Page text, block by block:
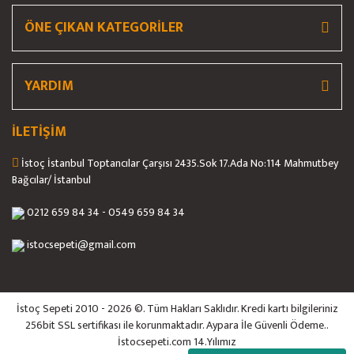
ÖNE ÇIKAN KATEGORİLER
YARDIM
İLETİŞİM
İstoç İstanbul Toptancılar Çarşısı 2435.Sok 17.Ada No:114 Mahmutbey
Bağcılar/ İstanbul
0212 659 84 34 - 0549 659 84 34
istocsepeti@gmail.com
İstoç Sepeti 2010 - 2026 ©. Tüm Hakları Saklıdır. Kredi kartı bilgileriniz
256bit SSL sertifikası ile korunmaktadır. Aypara İle Güvenli Ödeme..
İstocsepeti.com 14.Yılımız